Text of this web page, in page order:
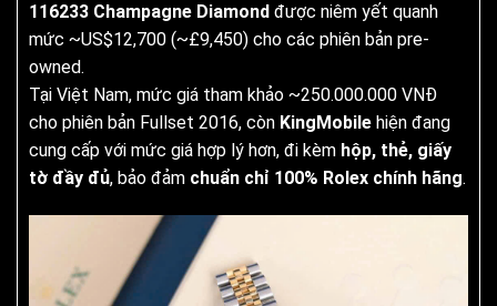
116233 Champagne Diamond được niêm yết quanh
mức ~US$12,700 (~£9,450) cho các phiên bản pre-
owned.
Tại Việt Nam, mức giá tham khảo ~250.000.000 VNĐ
cho phiên bản Fullset 2016, còn KingMobile hiện đang
cung cấp với mức giá hợp lý hơn, đi kèm hộp, thẻ, giấy
tờ đầy đủ, bảo đảm chuẩn chỉ 100% Rolex chính hãng.